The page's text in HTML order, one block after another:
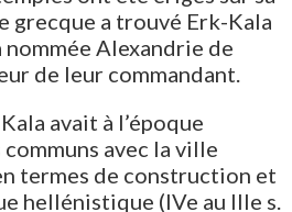
grecque a trouvé Erk-Kala
nommée Alexandrie de
de leur commandant.
avait à l’époque
avec la ville
termes de construction et
hellénistique (IVe au IIIe s.